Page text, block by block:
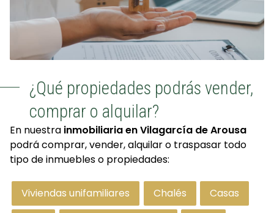
¿Qué propiedades podrás vender,
comprar o alquilar?
En nuestra inmobiliaria en Vilagarcía deArousa
podrá comprar, vender, alquilar o traspasar todo
tipo de inmuebles o propiedades:
Viviendas unifamiliares Chalés Casas